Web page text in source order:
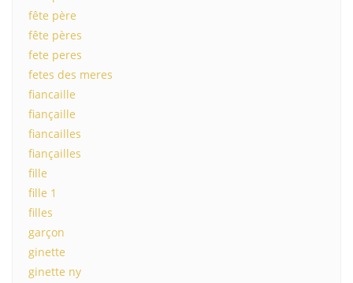
fête père
fête pères
fete peres
fetes des meres
fiancaille
fiançaille
fiancailles
fiançailles
fille
fille 1
filles
garçon
ginette
ginette ny